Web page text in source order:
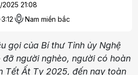
2025 21:08
3:12
Nam miền bắc
gọi của Bí thư Tỉnh ủy Nghệ
đỡ người nghèo, người có hoàn
Tết Ất Tỵ 2025, đến nay toàn